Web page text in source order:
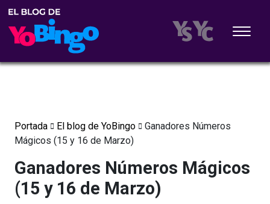
Portada El blog de YoBingo
Ganadores Números
Mágicos (15 y 16 de Marzo)
Ganadores Números Mágicos
(15 y 16 de Marzo)